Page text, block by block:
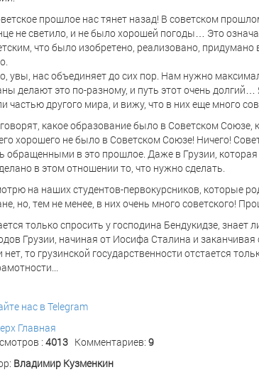
прошлое нас тянет назад! В советском
не светило, и не было хорошей погоды… Это
что было изобретено, реализовано,
увы, нас объединяет до сих пор. Нам нужно
делают это по-разному, и путь этот очень
частью другого мира, и вижу, что в них еще много
какое образование было в Советском
хорошего не было в Советском Союзе! Ничего!
обращенными в это прошлое. Даже в Грузии,
в этом отношении то, что нужно сделать.
на наших студентов-первокурсников, которые
но, тем не менее, в них очень много советского!
только спросить у господина Бендукидзе, знает
Грузии, начиная от Иосифа Сталина и
нет, то грузинской государственности отстается
нас в Telegram
Главная
: 4013 Комментариев: 9
Владимир Кузменкин